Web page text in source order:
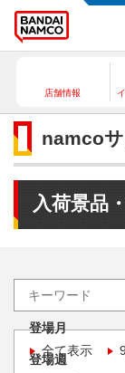
店舗情報
namco
入荷景品
登場月
全て表示
登場週